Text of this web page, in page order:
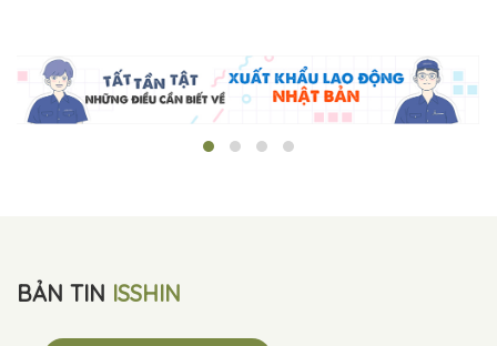
BẢN TIN ISSHIN